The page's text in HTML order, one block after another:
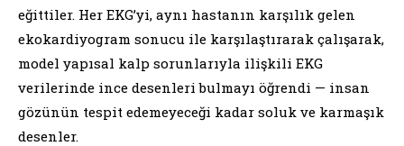
eğittiler. Her EKG’yi, aynı hastanın karşılık gelen
ekokardiyogram sonucu ile karşılaştırarak çalışarak,
model yapısal kalp sorunlarıyla ilişkili EKG
verilerinde ince desenleri bulmayı öğrendi — insan
gözünün tespit edemeyeceği kadar soluk ve karmaşık
desenler.